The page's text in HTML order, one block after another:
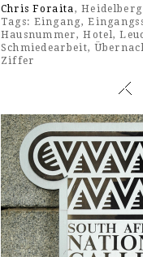
Chris Foraita,
Tags: Eingang,
Hausnummer,Hotel,
Schmiedearbeit,
Ziffer